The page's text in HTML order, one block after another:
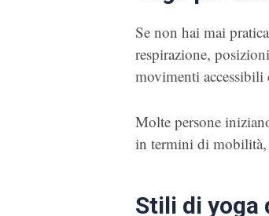
Se non hai mai
respirazione,
movimenti
Molte persone
in termini di mobilità,
Stili di yoga